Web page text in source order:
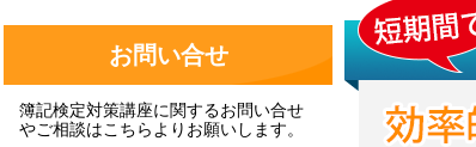
お問い合せ
簿記検定対策講座に関するお問い合せ
やご相談はこちらよりお願いします。